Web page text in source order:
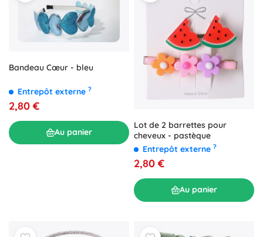
Bandeau Cœur - bleu
Entrepôt externe ?
2,80 €
Au panier
Lot de 2 barrettes pour
cheveux - pastèque
Entrepôt externe ?
2,80 €
Au panier